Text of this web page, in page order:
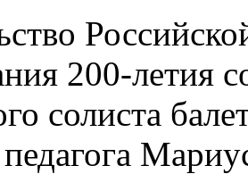
200-летия
солиста
педагога